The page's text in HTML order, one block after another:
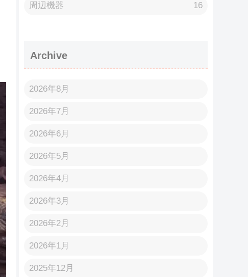
周辺機器 16
Archive
2026年8月
2026年7月
2026年6月
2026年5月
2026年4月
2026年3月
2026年2月
2026年1月
2025年12月